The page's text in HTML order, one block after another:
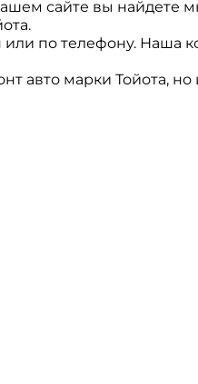
сайте вы найдете
по телефону. Наша
авто марки Тойота,